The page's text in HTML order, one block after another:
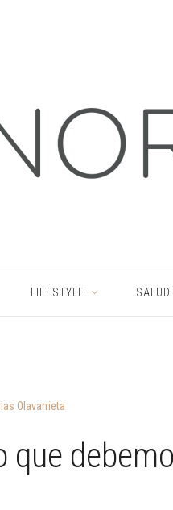
LIFESTYLE SALUD
Olavarrieta
que